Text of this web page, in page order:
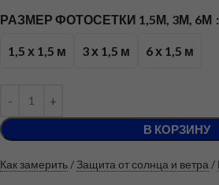
РАЗМЕР ФОТОСЕТКИ 1,5М, 3М, 6М
1,5 х 1,5 м 3 х 1,5 м 6 х 1,5 м
В КОРЗИНУ
Как замерить / Защита от солнца и ветра /